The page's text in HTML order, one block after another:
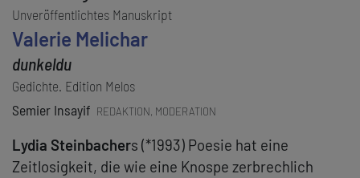
Unveröffentlichtes Manuskript
Valerie Melichar
dunkeldu
Gedichte. Edition Melos
Semier Insayif REDAKTION, MODERATION
Lydia Steinbachers (*1993) Poesie hat eine
Zeitlosigkeit, die wie eine Knospe zerbrechlich